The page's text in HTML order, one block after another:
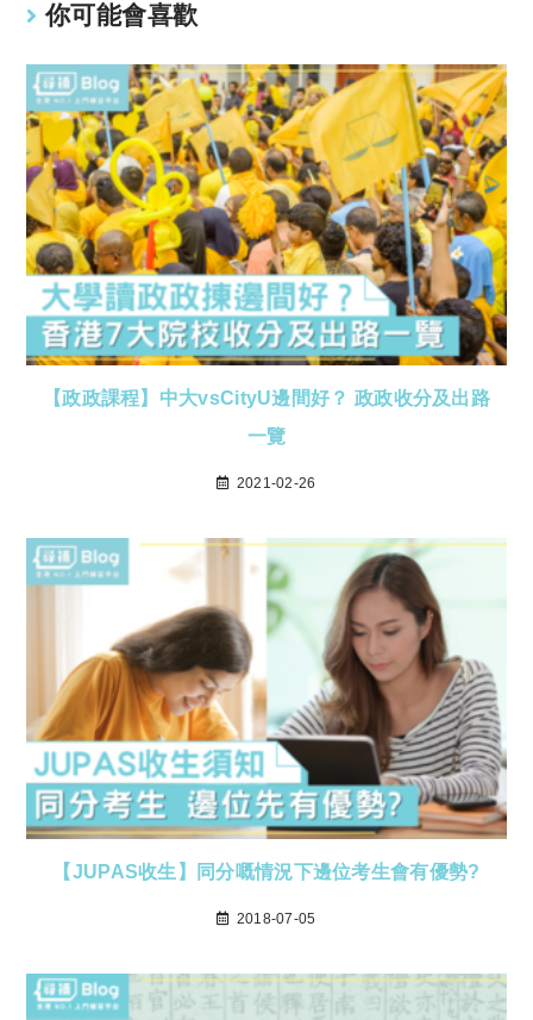
你可能會喜歡
【政政課程】中大vsCityU邊間好？ 政政收分及出路
一覽
2021-02-26
【JUPAS收生】同分嘅情況下邊位考生會有優勢?
2018-07-05